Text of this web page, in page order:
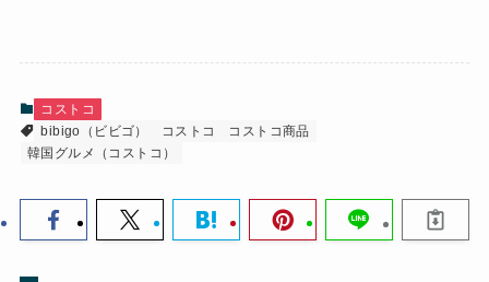
コストコ
bibigo（ビビゴ）
コストコ
コストコ商品
韓国グルメ（コストコ）